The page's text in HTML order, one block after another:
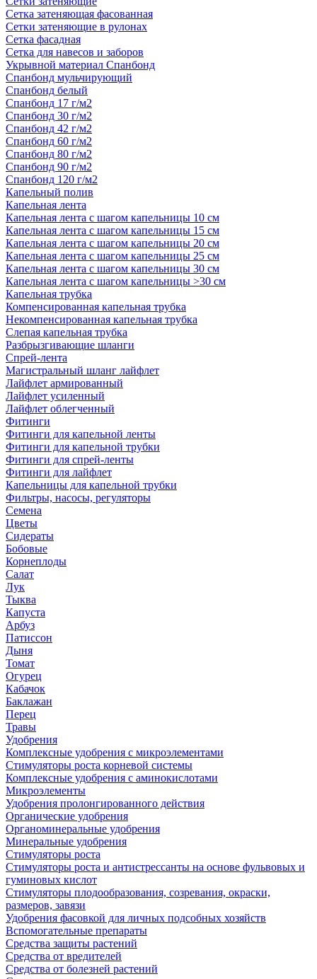
Сетка затеняющая фасованная
Сетки затеняющие в рулонах
Сетка фасадная
Сетка для навесов и заборов
Укрывной материал Спанбонд
Спанбонд мульчирующий
Спанбонд белый
Спанбонд 17 г/м2
Спанбонд 30 г/м2
Спанбонд 42 г/м2
Спанбонд 60 г/м2
Спанбонд 80 г/м2
Спанбонд 90 г/м2
Спанбонд 120 г/м2
Капельный полив
Капельная лента
Капельная лента с шагом капельницы 10 см
Капельная лента с шагом капельницы 15 см
Капельная лента с шагом капельницы 20 см
Капельная лента с шагом капельницы 25 см
Капельная лента с шагом капельницы 30 см
Капельная лента с шагом капельницы >30 см
Капельная трубка
Компенсированная капельная трубка
Некомпенсированная капельная трубка
Слепая капельная трубка
Разбрызгивающие шланги
Спрей-лента
Магистральный шланг лайфлет
Лайфлет армированный
Лайфлет усиленный
Лайфлет облегченный
Фитинги
Фитинги для капельной ленты
Фитинги для капельной трубки
Фитинги для спрей-ленты
Фитинги для лайфлет
Капельницы для капельной трубки
Фильтры, насосы, регуляторы
Семена
Цветы
Сидераты
Бобовые
Корнеплоды
Салат
Лук
Тыква
Капуста
Арбуз
Патиссон
Дыня
Томат
Огурец
Кабачок
Баклажан
Перец
Травы
Удобрения
Комплексные удобрения с микроэлементами
Стимуляторы роста корневой системы
Комплексные удобрения с аминокислотами
Микроэлементы
Удобрения пролонгированного действия
Органические удобрения
Органоминеральные удобрения
Минеральные удобрения
Стимуляторы роста
Стимуляторы роста и антистрессанты на основе фульвовых и
гуминовых кислот
Стимуляторы плодообразования, созревания, окраски,
размеров, завязи
Удобрения фасовкой для личных подсобных хозяйств
Вспомогательные препараты
Средства защиты растений
Средства от вредителей
Средства от болезней растений